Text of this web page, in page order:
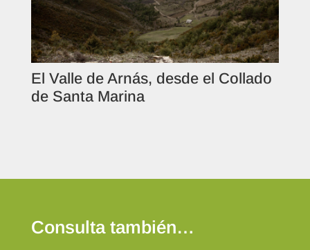
El Valle de Arnás, desde el Collado
de Santa Marina
Consulta también…